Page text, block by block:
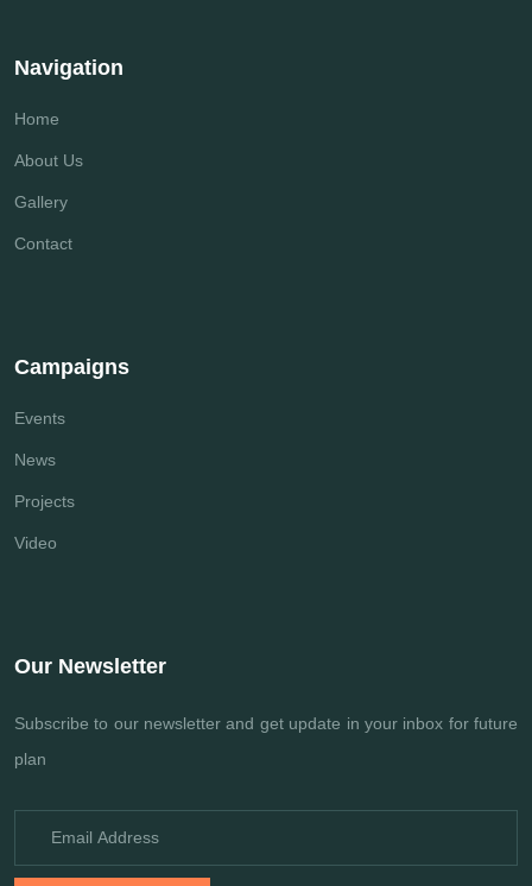
Navigation
Home
About Us
Gallery
Contact
Campaigns
Events
News
Projects
Video
Our Newsletter
Subscribe to our newsletter and get update in your inbox for future
plan